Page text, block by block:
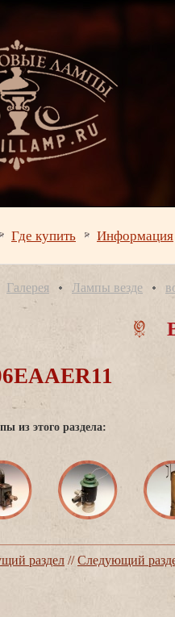
Где купить Информация
Галерея Лампы везде
из этого раздела:
раздел //Следующий